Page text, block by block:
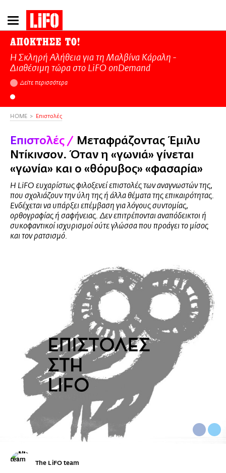
Παράκαμψη
προς
κυρίως
περιεχόμενο
ΑΠΟΚΤΗΣΕ ΤΟ!
Η Σκληρή Αλήθεια για τη Μαλβίνα Κάραλη -
Διαθέσιμη τώρα στo LiFO onDemand
Δείτε περισσότερα
HOME Επιστολές
Επιστολές / Μεταφράζοντας Έμιλυ
Ντίκινσον. Όταν η «γωνιά» γίνεται
«γωνία» και ο «θόρυβος» «φασαρία»
Η LiFO ευχαρίστως φιλοξενεί επιστολές των αναγνωστών της,
που σχολιάζουν την ύλη της ή άλλα θέματα της επικαιρότητας.
Ενδέχεται να υπάρξει επέμβαση για λόγους συντομίας,
ορθογραφίας ή σαφήνειας. Δεν επιτρέπονται αναπόδεικτοι ή
συκοφαντικοί ισχυρισμοί ούτε γλώσσα που προάγει το μίσος
και τον ρατσισμό.
The LiFO team